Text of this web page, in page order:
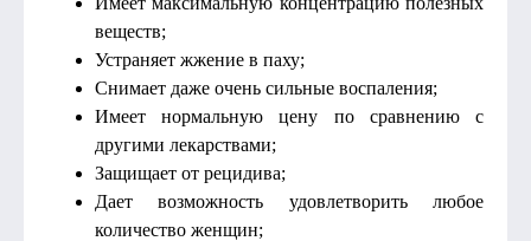
веществ;
Устраняет жжение в паху;
Снимает даже очень сильные воспаления;
Имеет нормальную цену по сравнению с
другими лекарствами;
Защищает от рецидива;
Дает возможность удовлетворить любое
количество женщин;